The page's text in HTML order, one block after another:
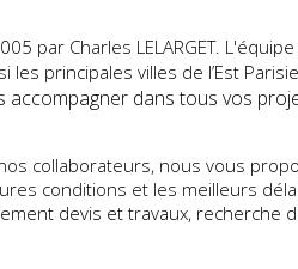
par Charles LELARGET.
les principales villes de l’Est
dans tous vos
collaborateurs, nous vous
conditions et les meilleurs
devis et travaux, recherche